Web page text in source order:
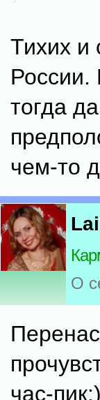
Тихих и
России.
тогда
чем-то
О
час-